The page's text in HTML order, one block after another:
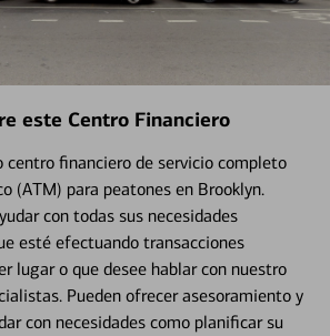
este Centro Financiero
centro financiero de servicio completo
(ATM) para peatones en Brooklyn.
con todas sus necesidades
esté efectuando transacciones
lugar o que desee hablar con nuestro
Pueden ofrecer asesoramiento y
con necesidades como planificar su